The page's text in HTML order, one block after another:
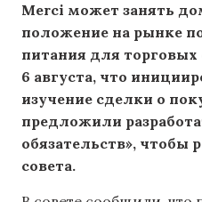
Merci может занять
положение на рынке
питания для торговых
6 августа, что
изучение сделки о
предложили
обязательств», чтобы
совета.